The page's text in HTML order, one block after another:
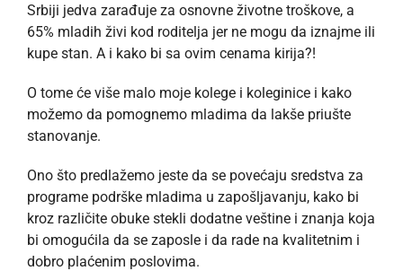
Srbiji jedva zarađuje za osnovne životne troškove, a
65% mladih živi kod roditelja jer ne mogu da iznajme ili
kupe stan. A i kako bi sa ovim cenama kirija?!
O tome će više malo moje kolege i koleginice i kako
možemo da pomognemo mladima da lakše priušte
stanovanje.
Ono što predlažemo jeste da se povećaju sredstva za
programe podrške mladima u zapošljavanju, kako bi
kroz različite obuke stekli dodatne veštine i znanja koja
bi omogućila da se zaposle i da rade na kvalitetnim i
dobro plaćenim poslovima.